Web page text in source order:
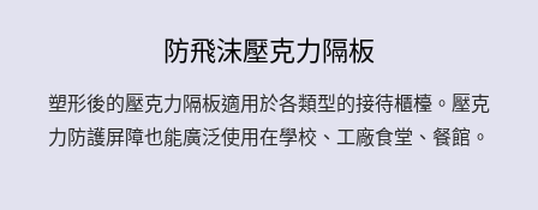
防飛沫壓克力隔板
塑形後的壓克力隔板適用於各類型的接待櫃檯。壓克
力防護屏障也能廣泛使用在學校、工廠食堂、餐館。